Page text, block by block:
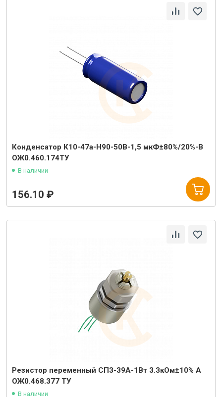
Конденсатор К10-47а-Н90-50В-1,5 мкФ±80%/20%-В
ОЖ0.460.174ТУ
В наличии
156.10 ₽
Резистор переменный СП3-39А-1Вт 3.3кОм±10% А
ОЖ0.468.377 ТУ
В наличии